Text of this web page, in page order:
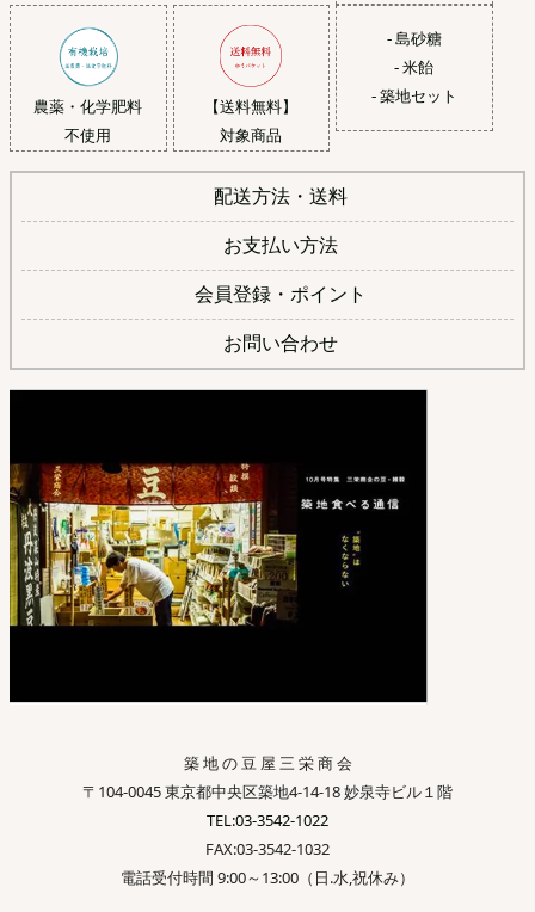
農薬・化学肥料
不使用
【送料無料】
対象商品
- 島砂糖
- 米飴
- 築地セット
配送方法・送料
お支払い方法
会員登録・ポイント
お問い合わせ
築 地 の 豆 屋 三 栄 商 会
〒104-0045 東京都中央区築地4-14-18 妙泉寺ビル１階
TEL:03-3542-1022
FAX:03-3542-1032
電話受付時間 9:00～13:00（日.水,祝休み）